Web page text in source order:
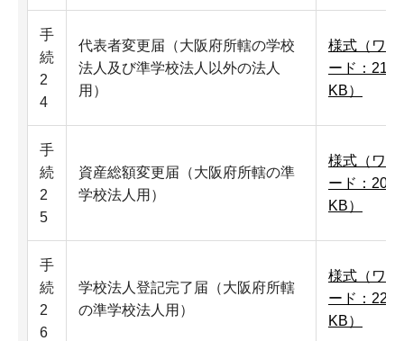
手
続
2
4
代表者変更届（大阪府所轄の学校
法人及び準学校法人以外の法人
用）
様式（ワ
ード：21
KB）
手
続
2
5
資産総額変更届（大阪府所轄の準
学校法人用）
様式（ワ
ード：20
KB）
手
続
2
6
学校法人登記完了届（大阪府所轄
の準学校法人用）
様式（ワ
ード：22
KB）